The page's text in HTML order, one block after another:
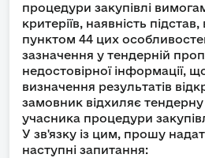
процедури закупівлі
критеріїв, наявність
пунктом 44 цих
зазначення у тендерній
недостовірної інформації,
визначення результатів
замовник відхиляє
учасника процедури
У зв'язку із цим, прошу
наступні запитання: